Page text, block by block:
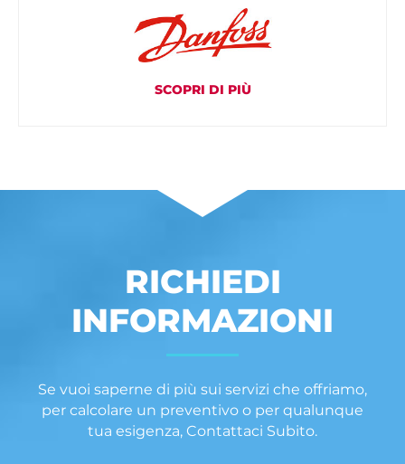
SCOPRI DI PIÙ
RICHIEDI
INFORMAZIONI
Se vuoi saperne di più sui servizi che offriamo,
per calcolare un preventivo o per qualunque
tua esigenza, Contattaci Subito.